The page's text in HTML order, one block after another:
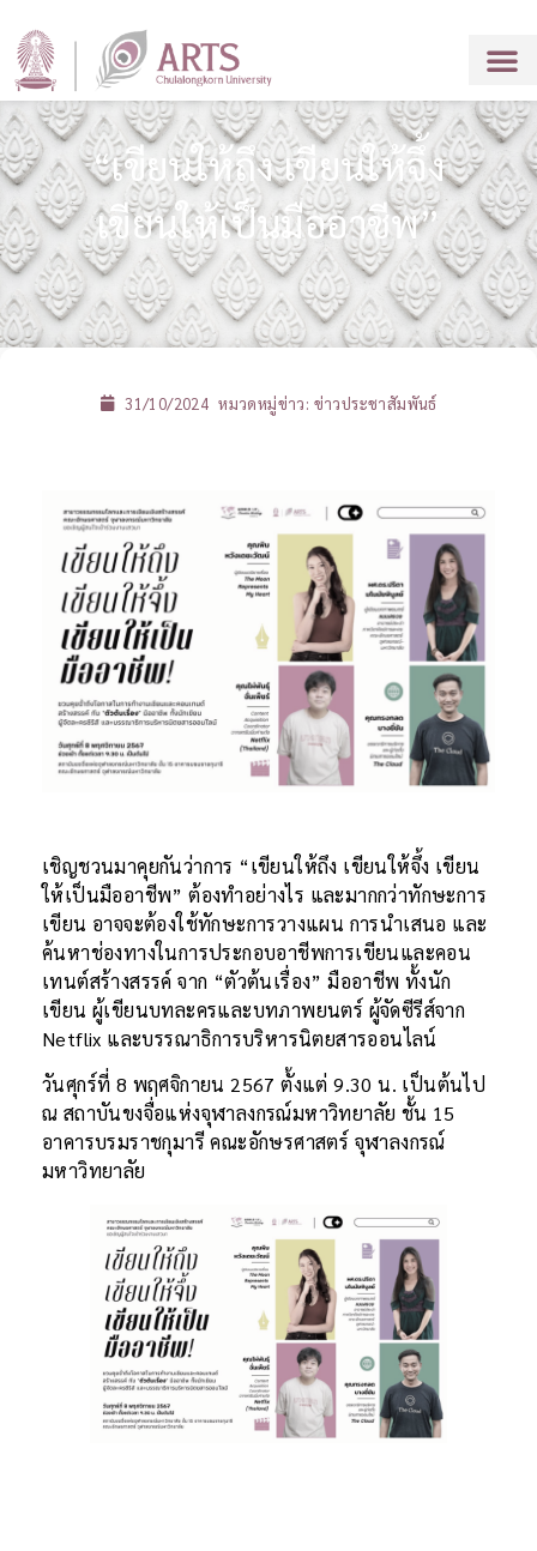
“เขียนให้ถึง เขียนให้จึ้ง
เขียนให้เป็นมืออาชีพ”
31/10/2024 หมวดหมู่ข่าว: ข่าวประชาสัมพันธ์
เชิญชวนมาคุยกันว่าการ “เขียนให้ถึง เขียนให้จึ้ง เขียน
ให้เป็นมืออาชีพ” ต้องทำอย่างไร และมากกว่าทักษะการ
เขียน อาจจะต้องใช้ทักษะการวางแผน การนำเสนอ และ
ค้นหาช่องทางในการประกอบอาชีพการเขียนและคอน
เทนต์สร้างสรรค์ จาก “ตัวต้นเรื่อง” มืออาชีพ ทั้งนัก
เขียน ผู้เขียนบทละครและบทภาพยนตร์ ผู้จัดซีรีส์จาก
Netflix และบรรณาธิการบริหารนิตยสารออนไลน์
วันศุกร์ที่ 8 พฤศจิกายน 2567 ตั้งแต่ 9.30 น. เป็นต้นไป
ณ สถาบันขงจื่อแห่งจุฬาลงกรณ์มหาวิทยาลัย ชั้น 15
อาคารบรมราชกุมารี คณะอักษรศาสตร์ จุฬาลงกรณ์
มหาวิทยาลัย